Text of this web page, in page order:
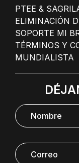
PTEE &
ELIMINACIÓN
SOPORTE MI
TÉRMINOS Y
MUNDIALISTA